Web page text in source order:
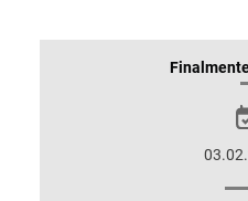
INFORMAZIONI